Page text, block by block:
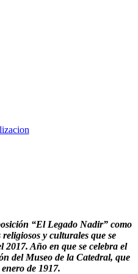
“El Legado Nadir” como
y culturales que se
Año en que se celebra el
del Museo de la Catedral, que
de 1917.